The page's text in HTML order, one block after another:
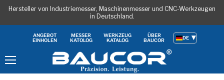
Hersteller von Industriemesser, Maschinenmesser und CNC-Werkzeugen
in Deutschland.
ANGEBOT
EINHOLEN
MESSER
KATOLOG
WERKZEUG
KATALOG
ÜBER
BAUCOR
DE